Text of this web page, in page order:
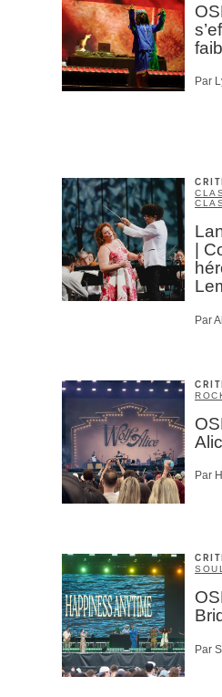
Par
|
Par
Par
Par